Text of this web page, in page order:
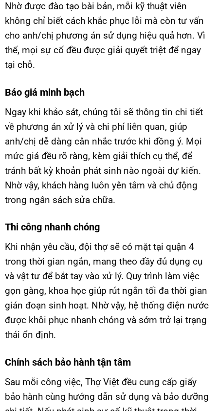
Nhờ được đào tạo bài bản, mỗi kỹ thuật viên
không chỉ biết cách khắc phục lỗi mà còn tư vấn
cho anh/chị phương án sử dụng hiệu quả hơn. Vì
thế, mọi sự cố đều được giải quyết triệt để ngay
tại chỗ.
Báo giá minh bạch
Ngay khi khảo sát, chúng tôi sẽ thông tin chi tiết
về phương án xử lý và chi phí liên quan, giúp
anh/chị dễ dàng cân nhắc trước khi đồng ý. Mọi
mức giá đều rõ ràng, kèm giải thích cụ thể, để
tránh bất kỳ khoản phát sinh nào ngoài dự kiến.
Nhờ vậy, khách hàng luôn yên tâm và chủ động
trong ngân sách sửa chữa.
Thi công nhanh chóng
Khi nhận yêu cầu, đội thợ sẽ có mặt tại quận 4
trong thời gian ngắn, mang theo đầy đủ dụng cụ
và vật tư để bắt tay vào xử lý. Quy trình làm việc
gọn gàng, khoa học giúp rút ngắn tối đa thời gian
gián đoạn sinh hoạt. Nhờ vậy, hệ thống điện nước
được khôi phục nhanh chóng và sớm trở lại trạng
thái ổn định.
Chính sách bảo hành tận tâm
Sau mỗi công việc, Thợ Việt đều cung cấp giấy
bảo hành cùng hướng dẫn sử dụng và bảo dưỡng